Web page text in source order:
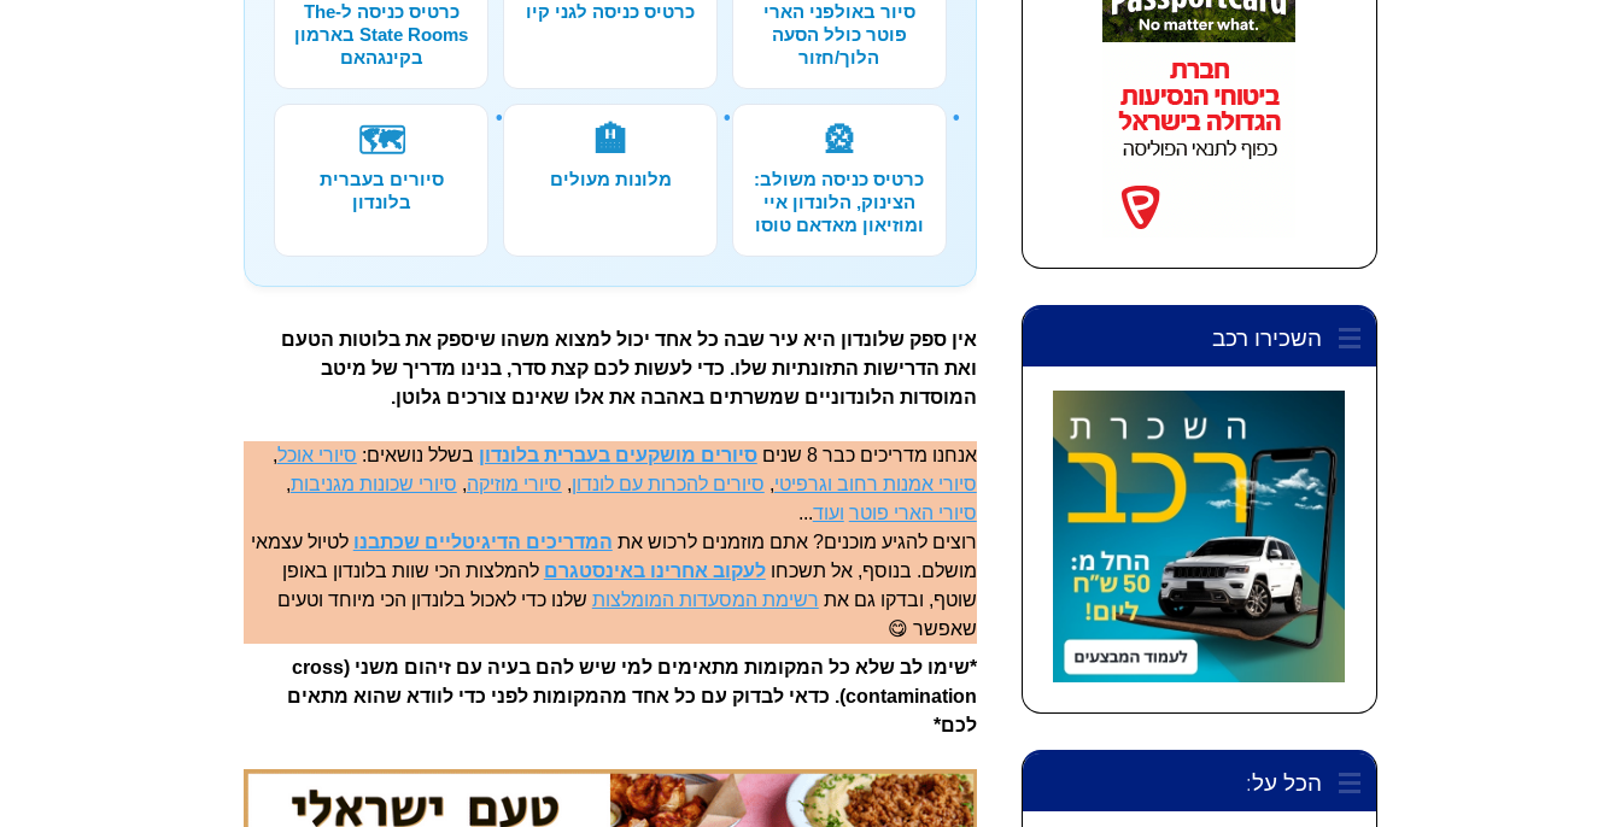
סיור באולפני הארי
פוטר כולל הסעה
הלוך/חזור
כרטיס כניסה לגני קיו
כרטיס כניסה ל-The
State Rooms בארמון
בקינגהאם
🎡
כרטיס כניסה משולב:
הצינוק, הלונדון איי
ומוזיאון מאדאם טוסו
🏨
מלונות מעולים
🗺️
סיורים בעברית
בלונדון
אין ספק שלונדון היא עיר שבה כל אחד יכול למצוא משהו שיספק את בלוטות הטעם
ואת הדרישות התזונתיות שלו. כדי לעשות לכם קצת סדר, בנינו מדריך של מיטב
המוסדות הלונדוניים שמשרתים באהבה את אלו שאינם צורכים גלוטן.
אנחנו מדריכים כבר 8 שנים סיורים מושקעים בעברית בלונדון בשלל נושאים: סיורי אוכל,
סיורי אמנות רחוב וגרפיטי, סיורים להכרות עם לונדון, סיורי מוזיקה, סיורי שכונות מגניבות,
סיורי הארי פוטר ועוד...
רוצים להגיע מוכנים? אתם מוזמנים לרכוש את המדריכים הדיגיטליים שכתבנו לטיול עצמאי
מושלם. בנוסף, אל תשכחולעקוב אחרינו באינסטגרם להמלצות הכי שוות בלונדון באופן
שוטף, ובדקו גם את רשימת המסעדות המומלצות שלנו כדי לאכול בלונדון הכי מיוחד וטעים
שאפשר 😋
*שימו לב שלא כל המקומות מתאימים למי שיש להם בעיה עם זיהום משני (cross
contamination). כדאי לבדוק עם כל אחד מהמקומות לפני כדי לוודא שהוא מתאים
לכם*
השכירו רכב
הכל על: